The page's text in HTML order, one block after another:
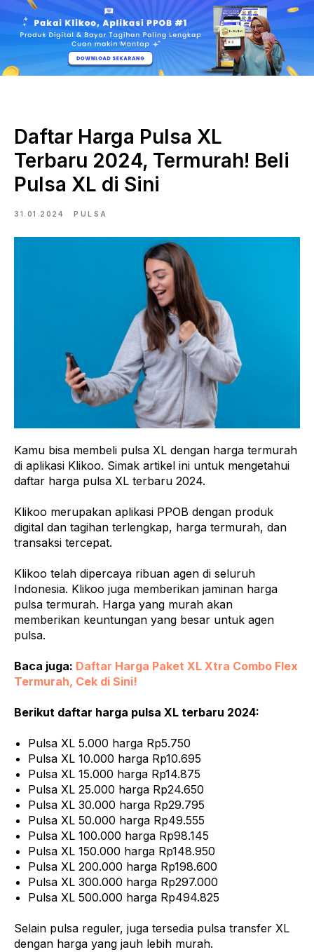
Daftar Harga Pulsa XL
Terbaru 2024, Termurah! Beli
Pulsa XL di Sini
31.01.2024 PULSA
Kamu bisa membeli pulsa XL dengan harga termurah
di aplikasi Klikoo. Simak artikel ini untuk mengetahui
daftar harga pulsa XL terbaru 2024.
Klikoo merupakan aplikasi PPOB dengan produk
digital dan tagihan terlengkap, harga termurah, dan
transaksi tercepat.
Klikoo telah dipercaya ribuan agen di seluruh
Indonesia. Klikoo juga memberikan jaminan harga
pulsa termurah. Harga yang murah akan
memberikan keuntungan yang besar untuk agen
pulsa.
Baca juga: Daftar Harga Paket XL Xtra Combo Flex
Termurah, Cek di Sini!
Berikut daftar harga pulsa XL terbaru 2024:
Pulsa XL 5.000 harga Rp5.750
Pulsa XL 10.000 harga Rp10.695
Pulsa XL 15.000 harga Rp14.875
Pulsa XL 25.000 harga Rp24.650
Pulsa XL 30.000 harga Rp29.795
Pulsa XL 50.000 harga Rp49.555
Pulsa XL 100.000 harga Rp98.145
Pulsa XL 150.000 harga Rp148.950
Pulsa XL 200.000 harga Rp198.600
Pulsa XL 300.000 harga Rp297.000
Pulsa XL 500.000 harga Rp494.825
Selain pulsa reguler, juga tersedia pulsa transfer XL
dengan harga yang jauh lebih murah.